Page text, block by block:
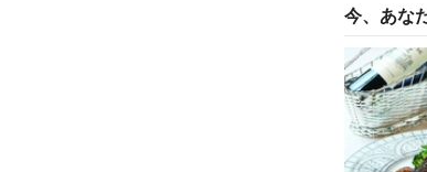
今、あな